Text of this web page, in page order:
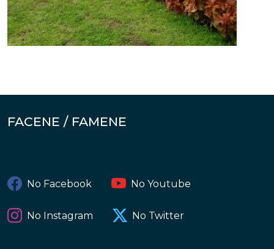
FACENE / FAMENE
No Facebook No Youtube
No Instagram No Twitter